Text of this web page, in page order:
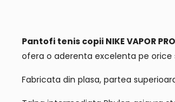
Pantofi tenis copii NIKE VAPOR
ofera o aderenta excelenta pe orice
Fabricata din plasa, partea